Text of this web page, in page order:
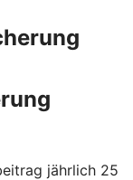
jährlich 25